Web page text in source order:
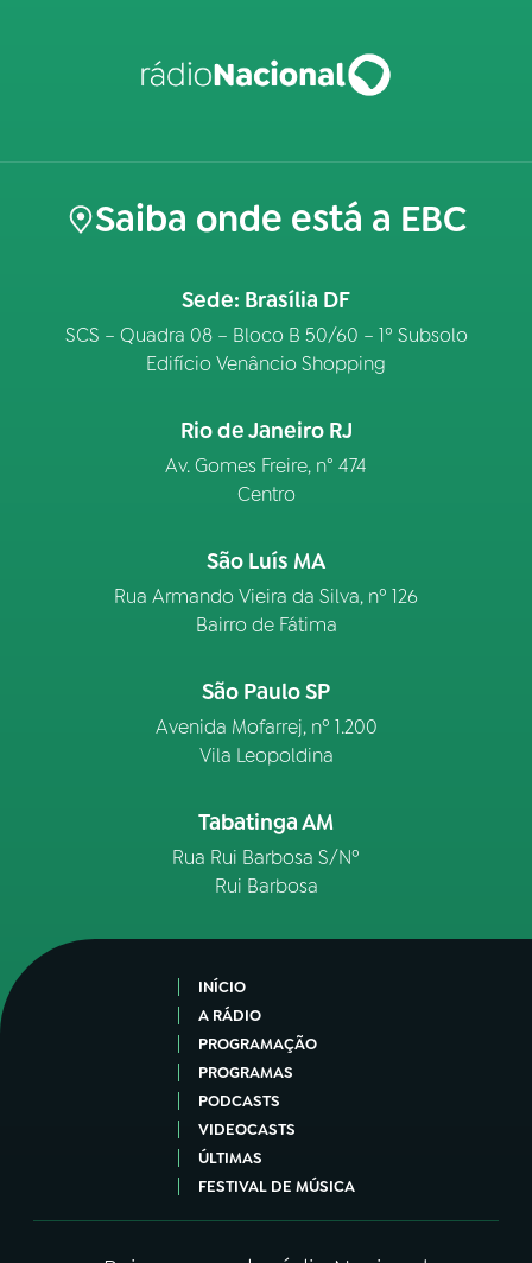
Saiba onde está a EBC
Sede: Brasília DF
SCS – Quadra 08 – Bloco B 50/60 – 1º Subsolo
Edifício Venâncio Shopping
Rio de Janeiro RJ
Av. Gomes Freire, n° 474
Centro
São Luís MA
Rua Armando Vieira da Silva, nº 126
Bairro de Fátima
São Paulo SP
Avenida Mofarrej, nº 1.200
Vila Leopoldina
Tabatinga AM
Rua Rui Barbosa S/Nº
Rui Barbosa
INÍCIO
A RÁDIO
PROGRAMAÇÃO
PROGRAMAS
PODCASTS
VIDEOCASTS
ÚLTIMAS
FESTIVAL DE MÚSICA